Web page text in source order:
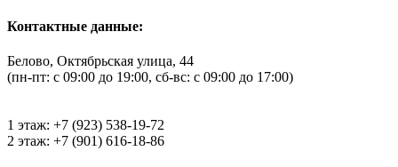
Контактные данные:
Белово, Октябрьская улица, 44
(пн-пт: с 09:00 до 19:00, сб-вс: с 09:00 до 17:00)
1 этаж: +7 (923) 538-19-72
2 этаж: +7 (901) 616-18-86